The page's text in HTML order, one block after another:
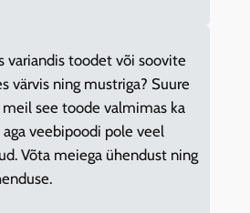
variandis toodet või soovite
värvis ning mustriga? Suure
see toode valmimas ka
veebipoodi pole veel
Võta meiega ühendust ning